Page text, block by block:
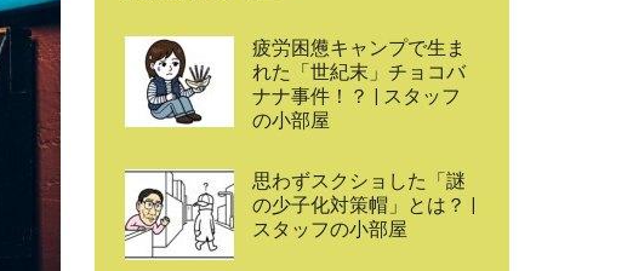
疲労困憊キャンプで生ま
れた「世紀末」チョコバ
ナナ事件！？ | スタッフ
の小部屋
思わずスクショした「謎
の少子化対策帽」とは？ |
スタッフの小部屋